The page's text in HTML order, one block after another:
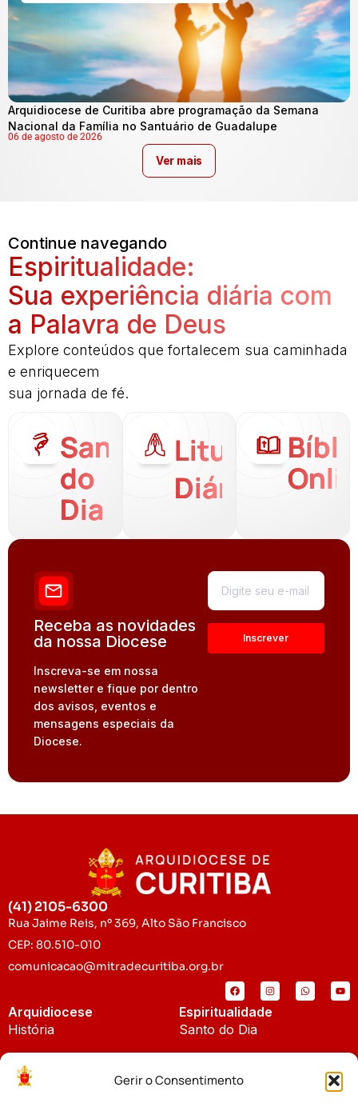
Gerir o Consentimento
Arquidiocese de Curitiba abre programação da Semana
Nacional da Família no Santuário de Guadalupe
06 de agosto de 2026
Ver mais
Continue navegando
Espiritualidade:
Sua experiência diária com
a Palavra de Deus
Explore conteúdos que fortalecem sua caminhada
e enriquecem
sua jornada de fé.
Santo
do
Dia
Liturgia
Diária
Receba as novidades
da nossa Diocese
Inscreva-se em nossa
newsletter e fique por dentro
dos avisos, eventos e
mensagens especiais da
Diocese.
(41) 2105-6300
Rua Jaime Reis, nº 369, Alto São Francisco
CEP: 80.510-010
comunicacao@mitradecuritiba.org.br
Arquidiocese
História
Padroeira
Espiritualidade
Santo do Dia